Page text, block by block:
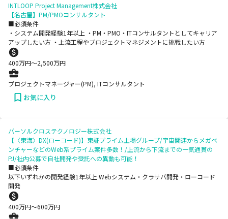
INTLOOP Project Management株式会社
【名古屋】PM/PMOコンサルタント
■必須条件
・システム開発経験1年以上 ・PM・PMO・ITコンサルタントとしてキャリア
アップしたい方 ・上流工程やプロジェクトマネジメントに挑戦したい方
400万円〜2,500万円
プロジェクトマネージャー(PM), ITコンサルタント
お気に入り
パーソルクロステクノロジー株式会社
【〈東海〉DX(ローコード)】東証プライム上場グループ/宇宙関連からメガベ
ンチャーなどのWeb系プライム案件多数！/上流から下流までの一気通貫の
PJ/社内公募で自社開発や受託への異動も可能！
■必須条件
以下いずれかの開発経験1年以上 Webシステム・クラサバ開発・ローコード
開発
400万円〜600万円